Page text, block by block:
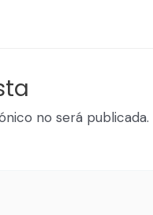
no será publicada.